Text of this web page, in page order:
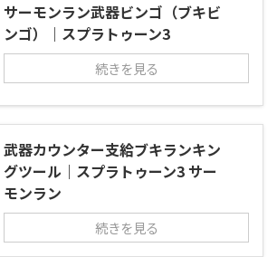
サーモンラン武器ビンゴ（ブキビ
ンゴ）｜スプラトゥーン3
続きを見る
武器カウンター支給ブキランキン
グツール｜スプラトゥーン3 サー
モンラン
続きを見る